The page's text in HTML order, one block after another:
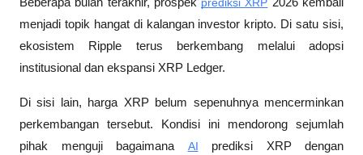
menjadi topik hangat di kalangan investor kripto. Di satu sisi,
ekosistem Ripple terus berkembang melalui adopsi
institusional dan ekspansi XRP Ledger.
Di sisi lain, harga XRP belum sepenuhnya mencerminkan
perkembangan tersebut. Kondisi ini mendorong sejumlah
pihak menguji bagaimana AI prediksi XRP dengan